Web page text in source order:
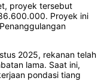
proyek tersebut
Proyek ini
2025, rekanan telah
lama. Saat ini,
pondasi tiang